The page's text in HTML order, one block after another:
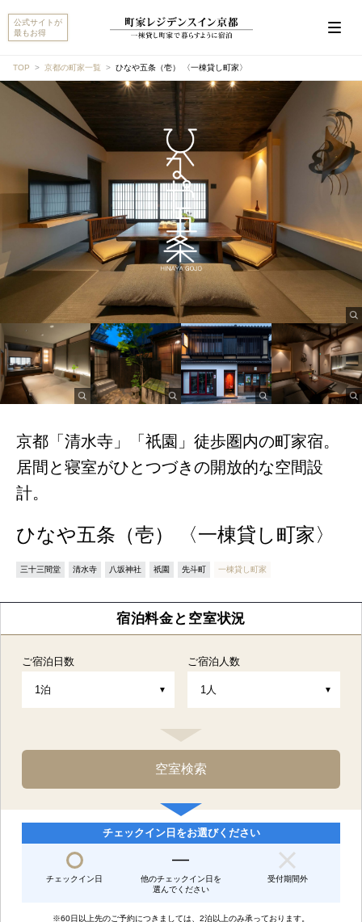
公式サイトが
最もお得
TOP 京都の町家一覧 ひなや五条（壱） 〈一棟貸し町家〉
京都「清水寺」「祇園」徒歩圏内の町家宿。
居間と寝室がひとつづきの開放的な空間設
計。
ひなや五条（壱） 〈一棟貸し町家〉
三十三間堂 清水寺 八坂神社 祇園 先斗町 一棟貸し町家
宿泊料金と空室状況
ご宿泊日数 ご宿泊人数
チェックイン日をお選びください
チェックイン日
他のチェックイン日を
選んでください
受付期間外
※60日以上先のご予約につきましては、2泊以上のみ承っております。
こんにちは。 『ひなや五条（壱） 〈一棟貸し町家〉』
について、ご質問があればお聞かせください。
チェックイン/チェックアウト
設備・アメニティ
アクセス・駐車場
キャンセルポリシー
他のおすすめ町家